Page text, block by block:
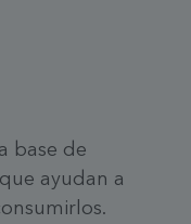
base de
ayudan a